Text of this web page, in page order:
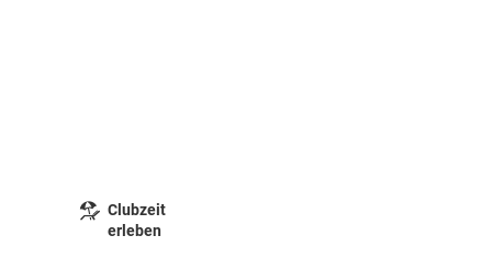
Clubzeit
erleben